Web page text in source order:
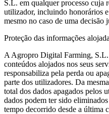
S.L. em qualquer processo cuja
utilizador, incluindo honorários
mesmo no caso de uma
Proteção das informações
A Agropro Digital Farming, S.L.
conteúdos alojados nos seus
responsabiliza pela perda ou
parte dos utilizadores. Da
total dos dados apagados pelos
dados podem ter sido
tempo decorrido desde a última